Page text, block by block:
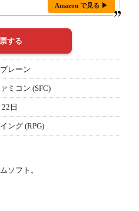
Amazon で見る ▶
レーン
ミコン (SFC)
日
ング (RPG)
ソフト。